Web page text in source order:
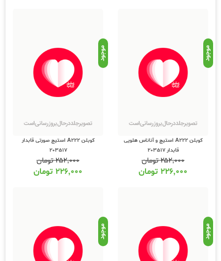
موجود
کوبلن A222 استیچ و آناناس هلویی
قابدار 203517
۲۵۲,۰۰۰تومان
۲۲۶,۰۰۰ تومان
موجود
کوبلن A222 استیچ صورتی قابدار
203517
۲۵۲,۰۰۰تومان
۲۲۶,۰۰۰ تومان
موجود موجود